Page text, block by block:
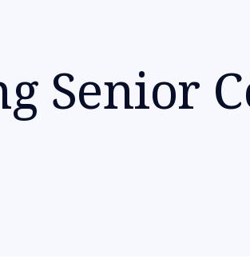
Senior